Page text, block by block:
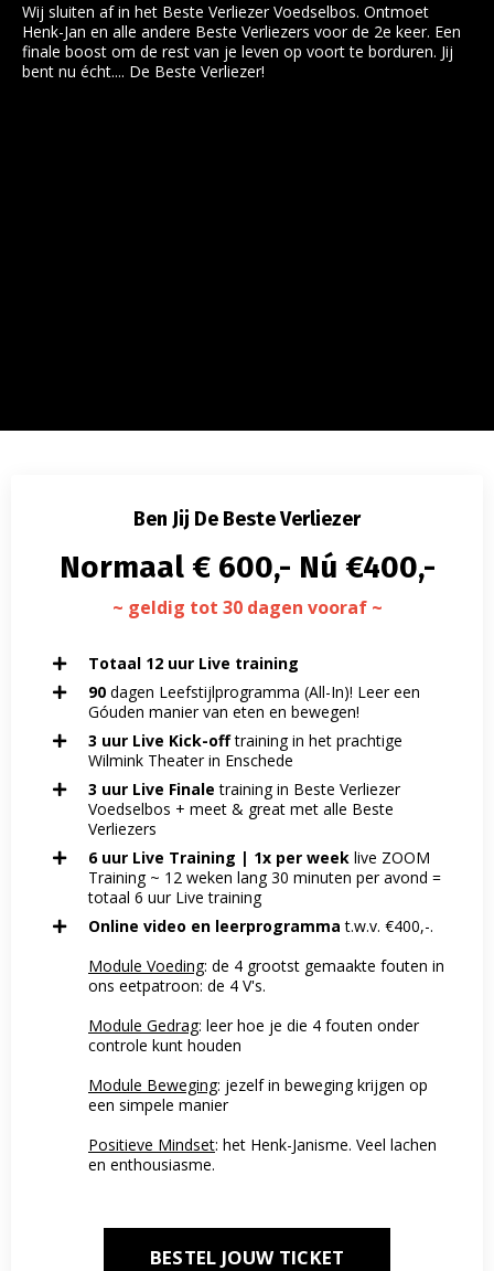
Wij sluiten af in het Beste Verliezer Voedselbos. Ontmoet
Henk-Jan en alle andere Beste Verliezers voor de 2e keer. Een
finale boost om de rest van je leven op voort te borduren. Jij
bent nu écht.... De Beste Verliezer!
Ben Jij De Beste Verliezer
Normaal € 600,- Nú €400,-
~ geldig tot 30 dagen vooraf ~
Totaal 12 uur Live training
90 dagen Leefstijlprogramma (All-In)! Leer een
Góuden manier van eten en bewegen!
3 uur Live Kick-offtraining in het prachtige
Wilmink Theater in Enschede
3 uur Live Finaletraining in Beste Verliezer
Voedselbos + meet & great met alle Beste
Verliezers
6 uur Live Training | 1x per week live ZOOM
Training ~ 12 weken lang 30 minuten per avond =
totaal 6 uur Live training
Online video en leerprogramma t.w.v. €400,-.
Module Voeding: de 4 grootst gemaakte fouten in
ons eetpatroon: de 4 V's.
Module Gedrag: leer hoe je die 4 fouten onder
controle kunt houden
Module Beweging: jezelf in beweging krijgen op
een simpele manier
Positieve Mindset: het Henk-Janisme. Veel lachen
en enthousiasme.
BESTEL JOUW TICKET